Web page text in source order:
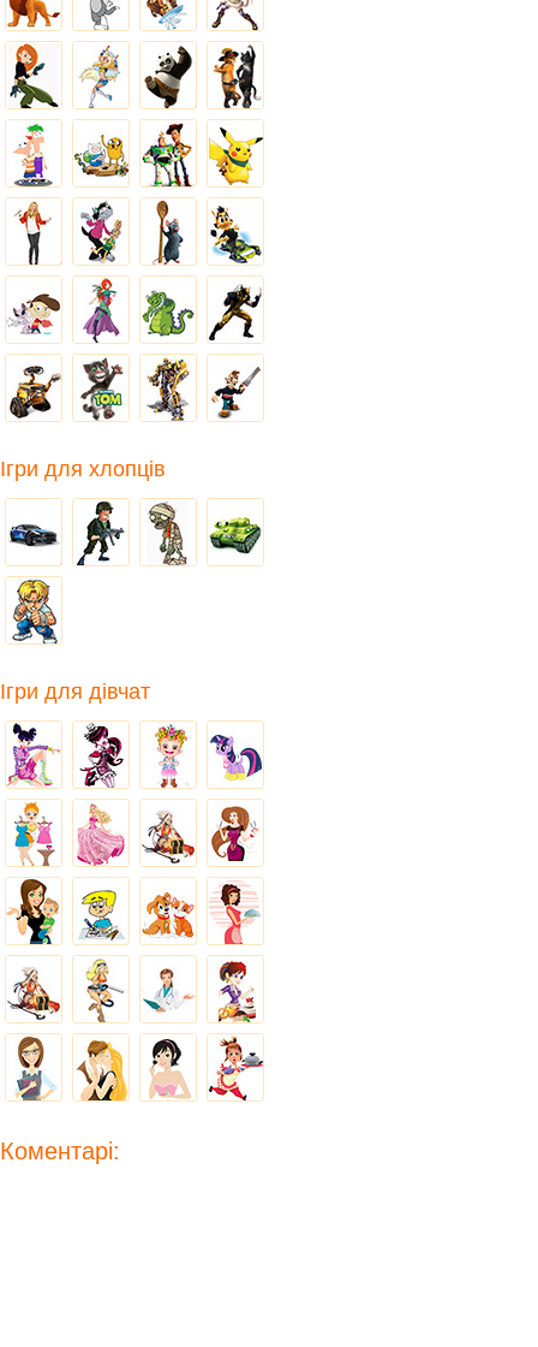
Ігри для хлопців
Ігри для дівчат
Коментарі: